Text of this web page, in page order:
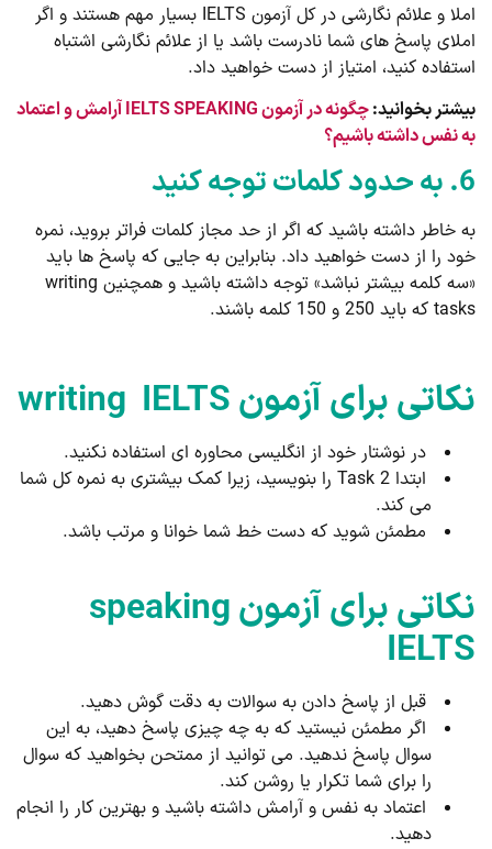
املا و علائم نگارشی در کل آزمون IELTS بسیار مهم هستند و اگر
املای پاسخ های شما نادرست باشد یا از علائم نگارشی اشتباه
استفاده کنید، امتیاز از دست خواهید داد.
بیشتر بخوانید:
چگونه در آزمون IELTS SPEAKING آرامش و اعتماد
به نفس داشته باشیم؟
6. به حدود کلمات توجه کنید
به خاطر داشته باشید که اگر از حد مجاز کلمات فراتر بروید، نمره
خود را از دست خواهید داد. بنابراین به جایی که پاسخ ها باید
«سه کلمه بیشتر نباشد» توجه داشته باشید و همچنین writing
tasks که باید 250 و 150 کلمه باشند.
نکاتی برای آزمون writing IELTS
در نوشتار خود از انگلیسی محاوره ای استفاده نکنید.
ابتدا Task 2 را بنویسید، زیرا کمک بیشتری به نمره کل شما
می کند.
مطمئن شوید که دست خط شما خوانا و مرتب باشد.
نکاتی برای آزمون speaking
IELTS
قبل از پاسخ دادن به سوالات به دقت گوش دهید.
اگر مطمئن نیستید که به چه چیزی پاسخ دهید، به این
سوال پاسخ ندهید. می توانید از ممتحن بخواهید که سوال
را برای شما تکرار یا روشن کند.
اعتماد به نفس و آرامش داشته باشید و بهترین کار را انجام
دهید.